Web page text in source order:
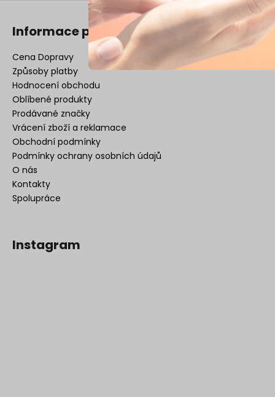
Informace pro vás
Cena Dopravy
Způsoby platby
Hodnocení obchodu
Oblíbené produkty
Prodávané značky
Vrácení zboží a reklamace
Obchodní podmínky
Podmínky ochrany osobních údajů
O nás
Kontakty
Spolupráce
Instagram